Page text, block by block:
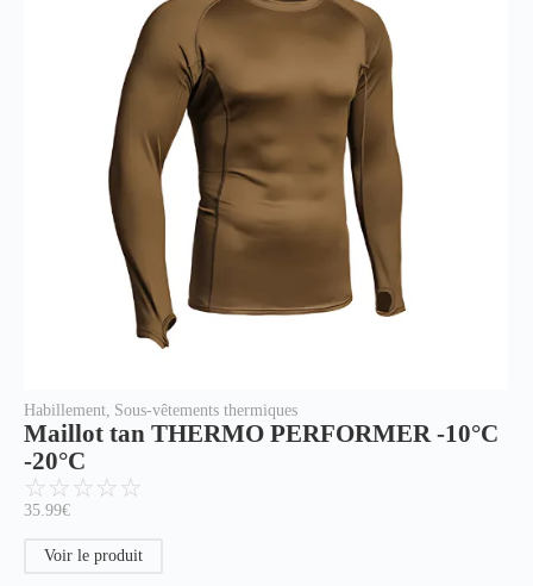
Habillement, Sous-vêtements thermiques
Maillot tan THERMO PERFORMER -10°C
-20°C
☆☆☆☆☆
35.99€
Voir le produit